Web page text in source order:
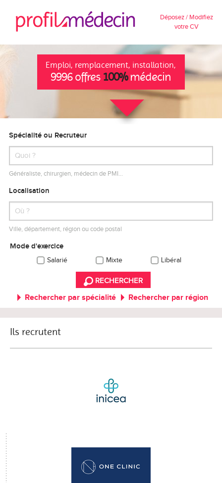
Déposez / Modifiez
votre CV
Emploi, remplacement, installation,
9996 offres 100%médecin
Spécialité ou Recruteur
Généraliste, chirurgien, médecin de PMI…
Localisation
Ville, département, région ou code postal
Mode d'exercice
Salarié Mixte Libéral
RECHERCHER
Rechercher par spécialité Rechercher par région
Ils recrutent